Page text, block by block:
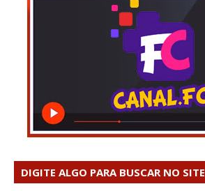
DIGITE ALGO PARA BUSCAR NO SITE